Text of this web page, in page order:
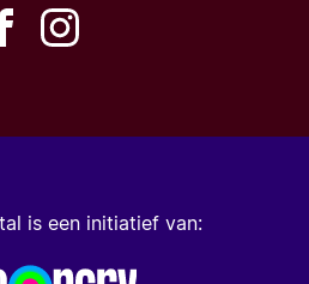
is een initiatief van: